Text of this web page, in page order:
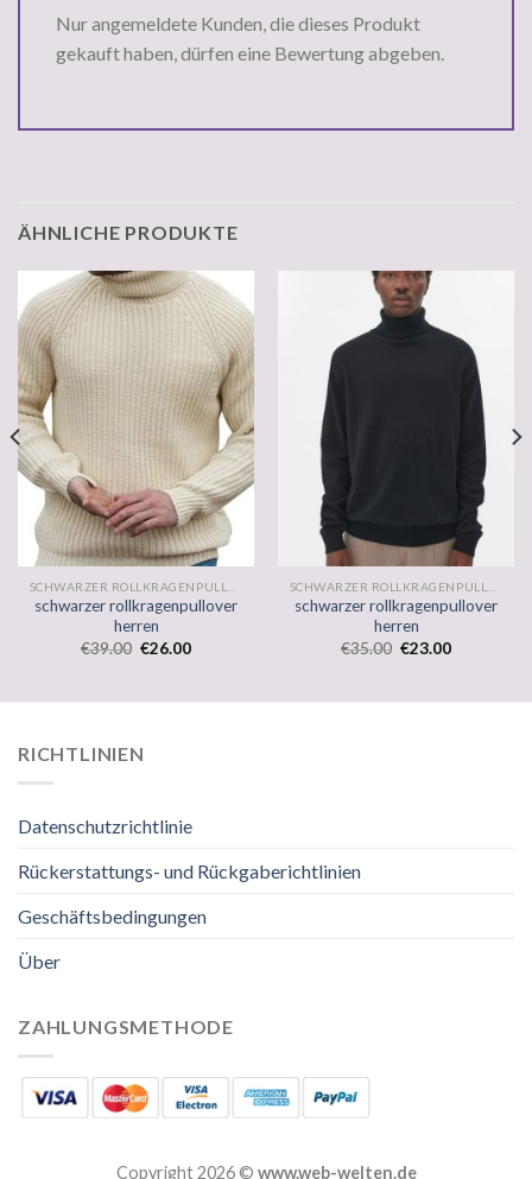
Nur angemeldete Kunden, die dieses Produkt
gekauft haben, dürfen eine Bewertung abgeben.
ÄHNLICHE PRODUKTE
schwarzer rollkragenpullover
herren
€39.00 €26.00
schwarzer rollkragenpullover
herren
€35.00 €23.00
RICHTLINIEN
Datenschutzrichtlinie
Rückerstattungs- und Rückgaberichtlinien
Geschäftsbedingungen
Über
ZAHLUNGSMETHODE
Copyright 2026 © www.web-welten.de